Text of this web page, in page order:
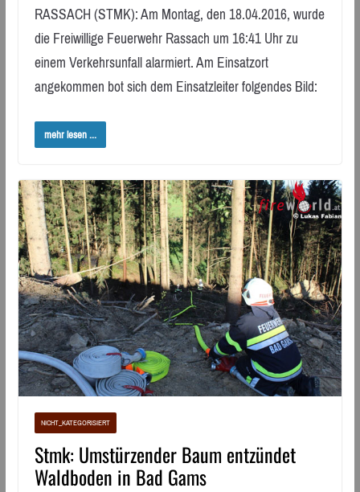
RASSACH (STMK): Am Montag, den 18.04.2016, wurde
die Freiwillige Feuerwehr Rassach um 16:41 Uhr zu
einem Verkehrsunfall alarmiert. Am Einsatzort
angekommen bot sich dem Einsatzleiter folgendes Bild:
mehr lesen ...
NICHT_KATEGORISIERT
Stmk: Umstürzender Baum entzündet
Waldboden in Bad Gams